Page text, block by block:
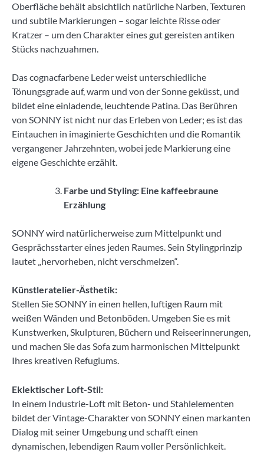
Oberfläche behält absichtlich natürliche Narben, Texturen
und subtile Markierungen – sogar leichte Risse oder
Kratzer – um den Charakter eines gut gereisten antiken
Stücks nachzuahmen.
Das cognacfarbene Leder weist unterschiedliche
Tönungsgrade auf, warm und von der Sonne geküsst, und
bildet eine einladende, leuchtende Patina. Das Berühren
von SONNY ist nicht nur das Erleben von Leder; es ist das
Eintauchen in imaginierte Geschichten und die Romantik
vergangener Jahrzehnten, wobei jede Markierung eine
eigene Geschichte erzählt.
Farbe und Styling: Eine kaffeebraune
Erzählung
SONNY wird natürlicherweise zum Mittelpunkt und
Gesprächsstarter eines jeden Raumes. Sein Stylingprinzip
lautet „hervorheben, nicht verschmelzen“.
Künstleratelier-Ästhetik:
Stellen Sie SONNY in einen hellen, luftigen Raum mit
weißen Wänden und Betonböden. Umgeben Sie es mit
Kunstwerken, Skulpturen, Büchern und Reiseerinnerungen,
und machen Sie das Sofa zum harmonischen Mittelpunkt
Ihres kreativen Refugiums.
Eklektischer Loft-Stil:
In einem Industrie-Loft mit Beton- und Stahlelementen
bildet der Vintage-Charakter von SONNY einen markanten
Dialog mit seiner Umgebung und schafft einen
dynamischen, lebendigen Raum voller Persönlichkeit.